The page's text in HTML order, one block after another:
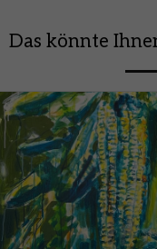
Das könnte